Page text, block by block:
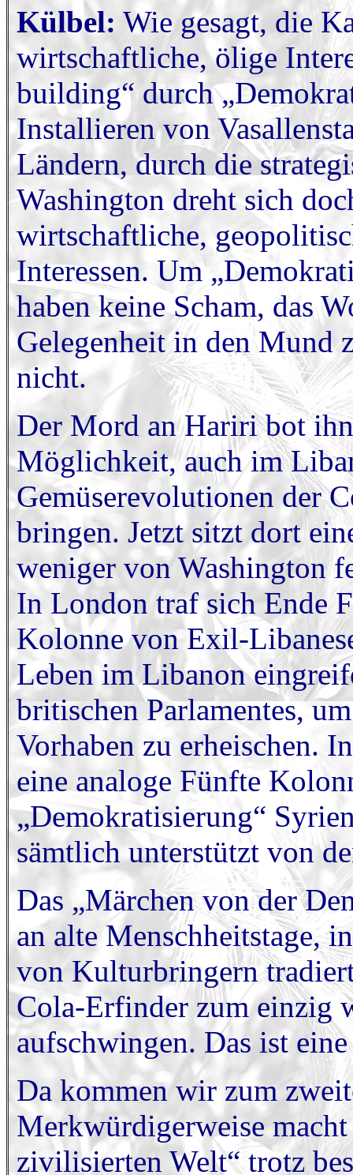
Külbel: Wie gesagt, die
wirtschaftliche, ölige
building“ durch
Installieren von
Ländern, durch die
Washington dreht sich
wirtschaftliche,
Interessen. Um
haben keine Scham, das
Gelegenheit in den Mund
nicht.
Der Mord an Hariri bot
Möglichkeit, auch im
Gemüserevolutionen der
bringen. Jetzt sitzt dort
weniger von Washington
In London traf sich Ende
Kolonne von Exil-
Leben im Libanon
britischen Parlamentes,
Vorhaben zu erheischen.
eine analoge Fünfte
„Demokratisierung“
sämtlich unterstützt von
Das „Märchen von der
an alte Menschheitstage,
von Kulturbringern
Cola-Erfinder zum einzig
aufschwingen. Das ist
Da kommen wir zum
Merkwürdigerweise
zivilisierten Welt“ trotz